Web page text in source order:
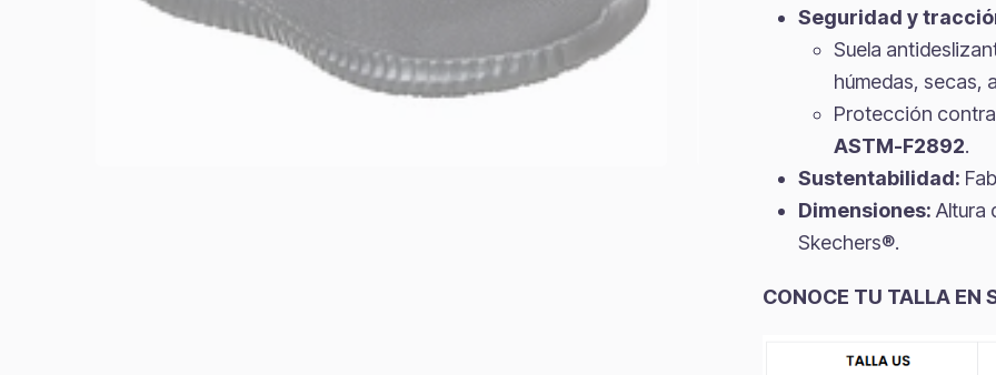
Seguridad y
Suela
húmedas, secas,
Protección
ASTM-F2892.
Sustentabilidad:
Dimensiones: Altura
Skechers®.
CONOCE TU TALLA EN